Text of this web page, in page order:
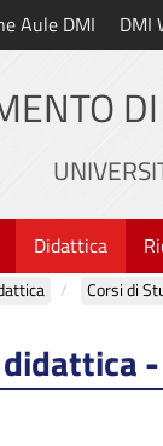
Aule DMI DMI
Didattica
Corsi di